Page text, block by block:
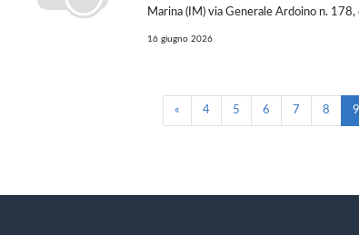
Marina (IM) via Generale Ardoino n.
all'origine della costruzione dell'edificio
16 giugno 2026
« 4 5 6 7 8 9